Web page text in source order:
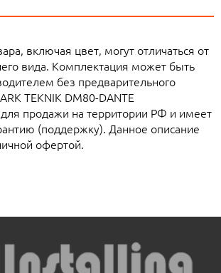
включая цвет, могут отличаться от
вида. Комплектация может быть
без предварительного
TEKNIK DM80-DANTE
продажи на территории РФ и имеет
(поддержку). Данное описание
офертой.